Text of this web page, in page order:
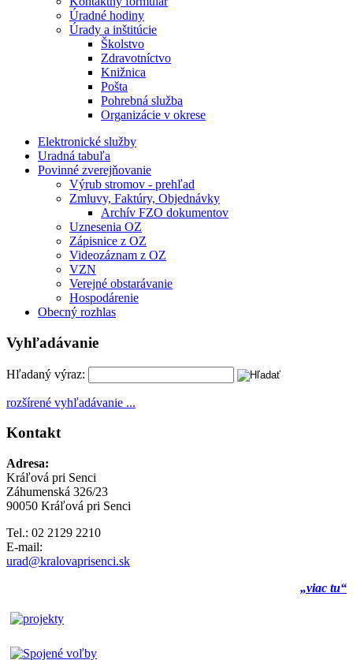
Úradné hodiny
Úrady a inštitúcie
Školstvo
Zdravotníctvo
Knižnica
Pošta
Pohrebná služba
Organizácie v okrese
Elektronické služby
Uradná tabuľa
Povinné zverejňovanie
Výrub stromov - prehľad
Zmluvy, Faktúry, Objednávky
Archív FZO dokumentov
Uznesenia OZ
Zápisnice z OZ
Videozáznam z OZ
VZN
Verejné obstarávanie
Hospodárenie
Obecný rozhlas
Vyhľadávanie
Hľadaný výraz:
rozšírené vyhľadávanie ...
Kontakt
Adresa:
Kráľová pri Senci
Záhumenská 326/23
90050 Kráľová pri Senci
Tel.: 02 2129 2210
E-mail:
urad@kralovaprisenci.sk
„viac tu“